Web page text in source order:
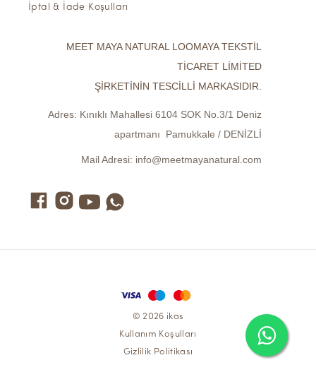
İptal & İade Koşulları
MEET MAYA NATURAL LOOMAYA TEKSTİL
TİCARET LİMİTED
ŞİRKETİNİN TESCİLLİ MARKASIDIR.
Adres: Kınıklı Mahallesi 6104 SOK No.3/1 Deniz
apartmanı Pamukkale / DENİZLİ
Mail Adresi: info@meetmayanatural.com
© 2026 ikas
Kullanım Koşulları
Gizlilik Politikası